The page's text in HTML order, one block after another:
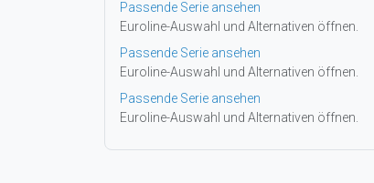
Passende Serie ansehen
Euroline-Auswahl und Alternativen öffnen.
Passende Serie ansehen
Euroline-Auswahl und Alternativen öffnen.
Passende Serie ansehen
Euroline-Auswahl und Alternativen öffnen.